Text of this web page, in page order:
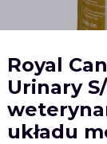
Royal
Urinary
układu